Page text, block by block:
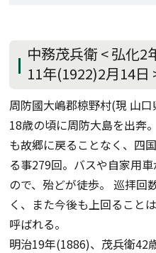
中務茂兵衛 < 弘化2
11年(1922)2月14日
周防國大嶋郡椋野村(現 山口
18歳の頃に周防大島を出奔
も故郷に戻ることなく、四
る事279回。バスや自家用
ので、殆どが徒歩。 巡拝回
く、また今後も上回ること
呼ばれる。
明治19年(1886)、茂兵衛42